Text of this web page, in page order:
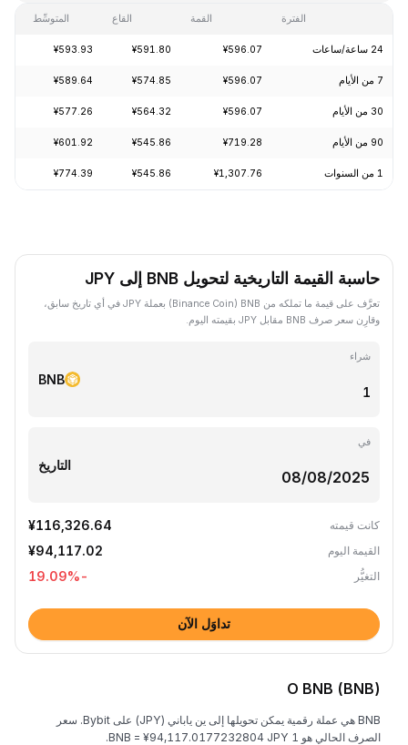
الفترة القمة القاع المتوسِّط
24 ساعة/ساعات ¥596.07
¥591.80
¥593.93
7 من الأيام ¥596.07
¥574.85
¥589.64
30 من الأيام ¥596.07
¥564.32
¥577.26
90 من الأيام ¥719.28
¥545.86
¥601.92
1 من السنوات ¥1,307.76
¥545.86
¥774.39
حاسبة القيمة التاريخية لتحويل BNB إلى JPY
تعرَّف على قيمة ما تملكه من BNB ‏(Binance Coin) بعملة JPY في أي تاريخ سابق،
وقارِن سعر صرف BNB مقابل JPY بقيمته اليوم.
شراء
BNB
في
التاريخ
كانت قيمته ¥116,326.64
القيمة اليوم ¥94,117.02
التغيُّر -19.09
%
تداوَل الآن
O BNB (BNB)
BNB هي عملة رقمية يمكن تحويلها إلى ين ياباني (JPY) على Bybit. سعر
الصرف الحالي هو 1 BNB = ¥94,117.0177232804 JPY.